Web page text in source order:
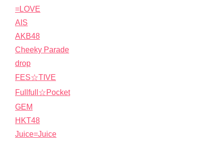
=LOVE
AIS
AKB48
Cheeky Parade
drop
FES☆TIVE
Fullfull☆Pocket
GEM
HKT48
Juice=Juice